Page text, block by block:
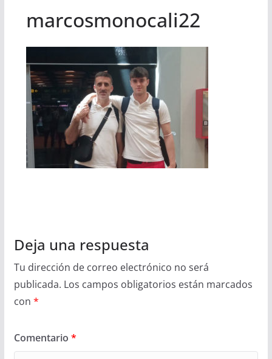
marcosmonocali22
Deja una respuesta
Tu dirección de correo electrónico no será
publicada. Los campos obligatorios están marcados
con *
Comentario *